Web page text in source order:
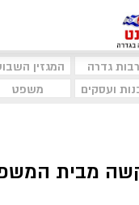
גדרה המגזין
ועסקים משפט
מבית